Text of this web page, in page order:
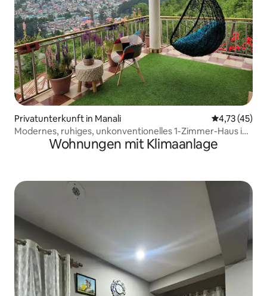
Privatunterkunft in Manali
4,73 (45)
Modernes, ruhiges, unkonventionelles 1-Zimmer-Haus in
den BergenWohnungen mit Klimaanlage